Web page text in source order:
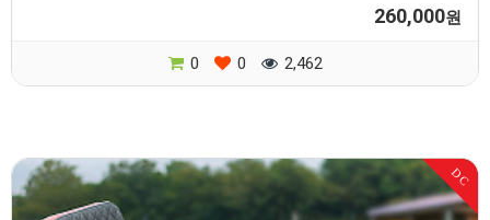
260,000원
0 0 2,462
DC